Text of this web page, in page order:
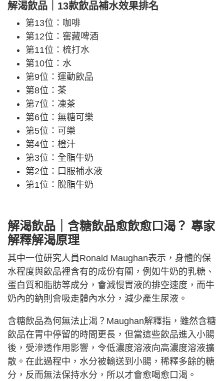
解渴飲品｜13款飲品補水效果排名
第13位：咖啡
第12位：窖藏啤酒
第11位：梳打水
第10位：水
第9位：運動飲品
第8位：茶
第7位：凍茶
第6位：無糖可樂
第5位：可樂
第4位：橙汁
第3位：全脂牛奶
第2位：口服補水液
第1位：脫脂牛奶
解渴飲品｜含糖飲品愈飲愈口渴？ 專家
解釋解渴原理
其中一位研究人員Ronald Maughan表示，身體的保
水程度與飲品裡含有的成份有關，例如牛奶的乳糖、
蛋白質和脂肪等成分，會減慢胃液的排空速度，而牛
奶內的鈉則會吸走體內水分，減少產生尿液。
含糖飲品為何無法止渴？Maughan解釋指，雖然含糖
飲品在胃中停留的時間更長，但當這些飲品進入小腸
後，受滲透作用影響，令低濃度溶液向高濃度溶液擴
散。在此過程中，水分被輸送到小腸，稀釋多餘的糖
分，反而無法保持水分，所以才會愈喝愈口渴。